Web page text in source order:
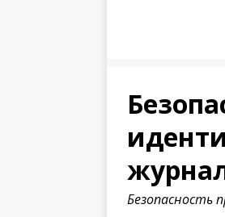
Безопасность